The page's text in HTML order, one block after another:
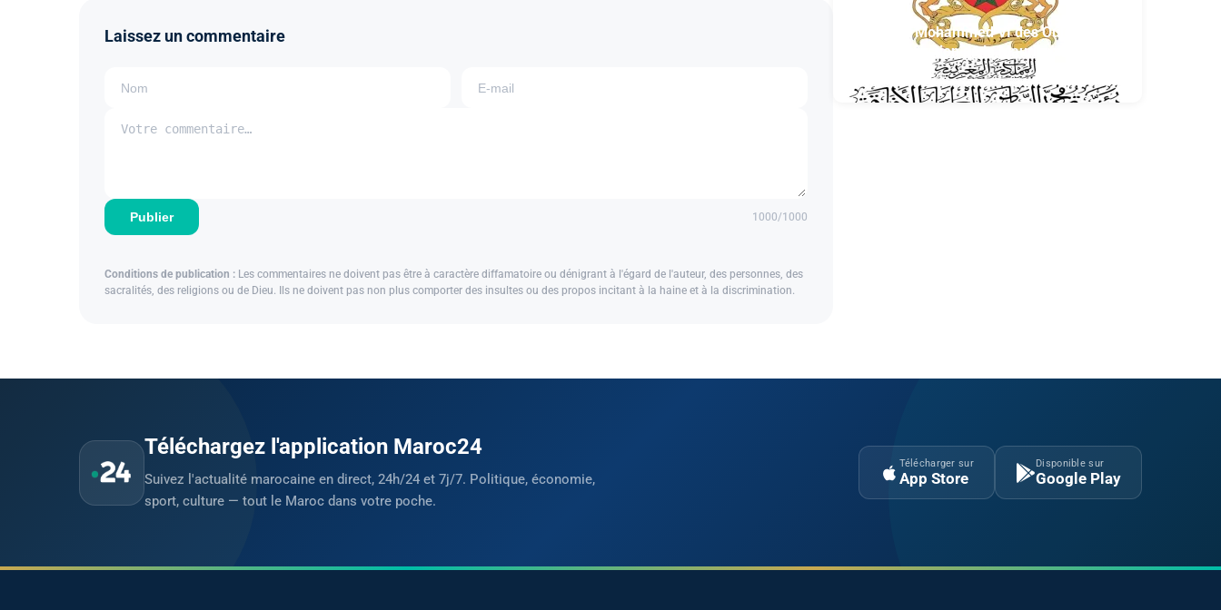
Laissez un commentaire
Publier 1000/1000
Conditions de publication : Les commentaires ne doivent pas être à caractère diffamatoire ou dénigrant à l'égard de l'auteur, des personnes, des
sacralités, des religions ou de Dieu. Ils ne doivent pas non plus comporter des insultes ou des propos incitant à la haine et à la discrimination.
Fondation Mohammed VI des Oulémas
africains- section de la Mauritanie:
Annonce des qualifiés au concours des
manuscrits et des documents islamiques
africains
5 août 2026 à 13:04
Téléchargez l'application Maroc24
Suivez l'actualité marocaine en direct, 24h/24 et 7j/7. Politique, économie,
sport, culture — tout le Maroc dans votre poche.
Télécharger sur
App Store
Disponible sur
Google Play